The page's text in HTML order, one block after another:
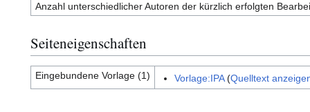
Anzahl unterschiedlicher Autoren der kürzlich erfolgten
Seiteneigenschaften
Eingebundene Vorlage (1) Vorlage:IPA(Quelltext